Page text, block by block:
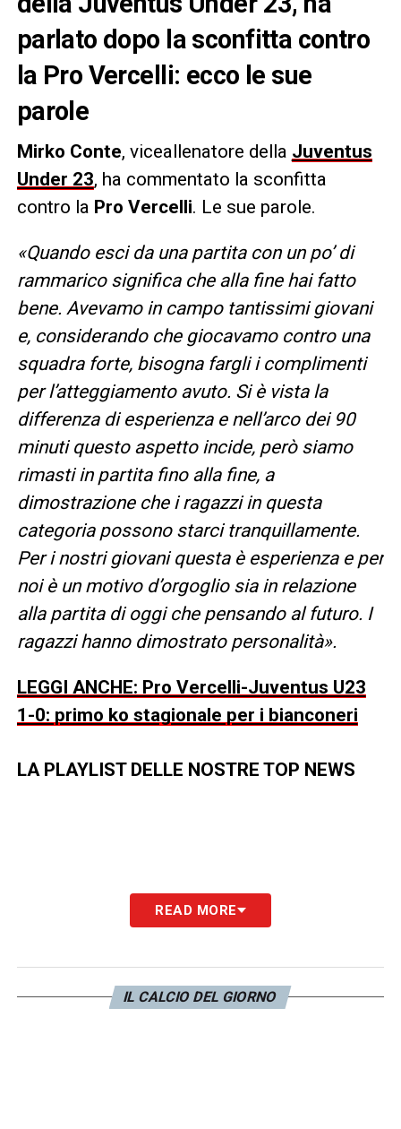
parlato dopo la sconfitta contro
la Pro Vercelli: ecco le sue
parole
Mirko Conte, viceallenatore della Juventus
Under 23, ha commentato la sconfitta
contro la Pro Vercelli. Le sue parole.
«Quando esci da una partita con un po’ di
rammarico significa che alla fine hai fatto
bene. Avevamo in campo tantissimi giovani
e, considerando che giocavamo contro una
squadra forte, bisogna fargli i complimenti
per l’atteggiamento avuto. Si è vista la
differenza di esperienza e nell’arco dei 90
minuti questo aspetto incide, però siamo
rimasti in partita fino alla fine, a
dimostrazione che i ragazzi in questa
categoria possono starci tranquillamente.
Per i nostri giovani questa è esperienza e per
noi è un motivo d’orgoglio sia in relazione
alla partita di oggi che pensando al futuro. I
ragazzi hanno dimostrato personalità».
LEGGI ANCHE: Pro Vercelli-Juventus U23
1-0: primo ko stagionale per i bianconeri
LA PLAYLIST DELLE NOSTRE TOP NEWS
READ MORE
IL CALCIO DEL GIORNO